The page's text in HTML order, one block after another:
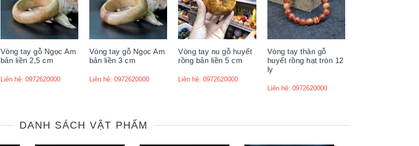
Vòng tay gỗ Ngọc Am
bản liền 2,5 cm
Liên hệ: 0972620000
Vòng tay gỗ Ngọc Am
bản liền 3 cm
Liên hệ: 0972620000
Vòng tay nu gỗ huyết
rồng bản liền 5 cm
Liên hệ: 0972620000
Vòng tay thân gỗ
huyết rồng hạt tròn 12
ly
Liên hệ: 0972620000
DANH SÁCH VẬT PHẨM